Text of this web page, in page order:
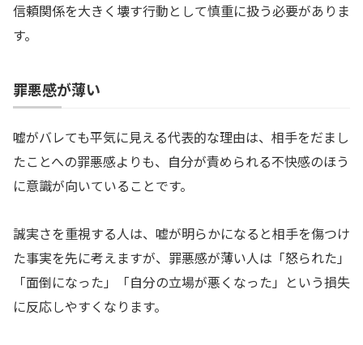
信頼関係を大きく壊す行動として慎重に扱う必要がありま
す。
罪悪感が薄い
嘘がバレても平気に見える代表的な理由は、相手をだまし
たことへの罪悪感よりも、自分が責められる不快感のほう
に意識が向いていることです。
誠実さを重視する人は、嘘が明らかになると相手を傷つけ
た事実を先に考えますが、罪悪感が薄い人は「怒られた」
「面倒になった」「自分の立場が悪くなった」という損失
に反応しやすくなります。